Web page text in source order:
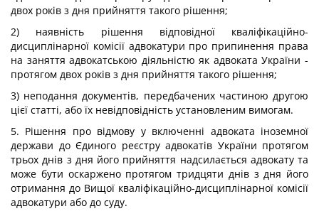
двох років з дня прийняття такого рішення;
2) наявність рішення відповідної кваліфікаційно-
дисциплінарної комісії адвокатури про припинення права
на заняття адвокатською діяльністю як адвоката України -
протягом двох років з дня прийняття такого рішення;
3) неподання документів, передбачених частиною другою
цієї статті, або їх невідповідність установленим вимогам.
5. Рішення про відмову у включенні адвоката іноземної
держави до Єдиного реєстру адвокатів України протягом
трьох днів з дня його прийняття надсилається адвокату та
може бути оскаржено протягом тридцяти днів з дня його
отримання до Вищої кваліфікаційно-дисциплінарної комісії
адвокатури або до суду.